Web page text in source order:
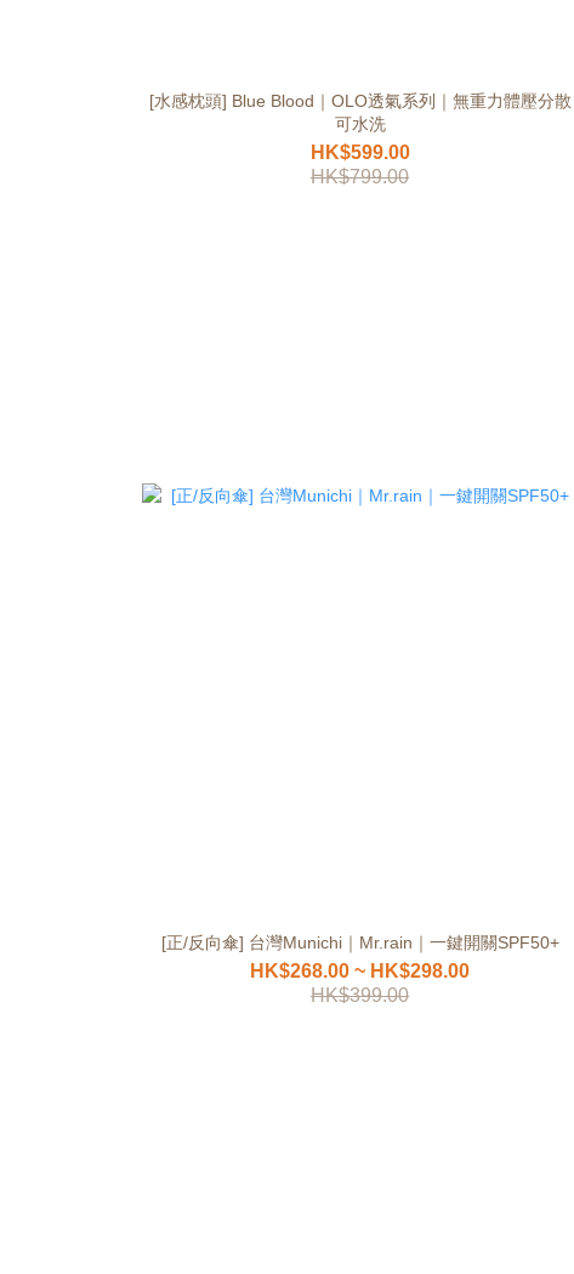
[水感枕頭] Blue Blood｜OLO透氣系列｜無重力體壓分散
可水洗
HK$599.00
HK$799.00
[正/反向傘] 台灣Munichi｜Mr.rain｜一鍵開關SPF50+
HK$268.00 ~ HK$298.00
HK$399.00